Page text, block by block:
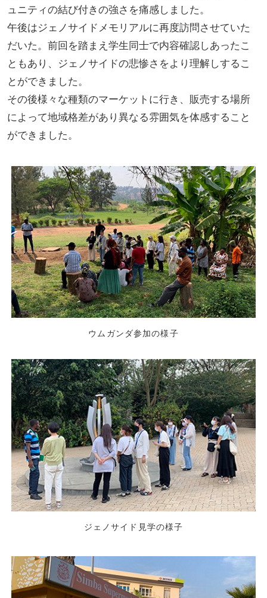
ュニティの結び付きの強さを痛感しました。
午後はジェノサイドメモリアルに再度訪問させていた
だいた。前回を踏まえ学生同士で内容確認しあったこ
ともあり、ジェノサイドの悲惨さをより理解しするこ
とができました。
その後様々な種類のマーケットに行き、販売する場所
によって地域格差があり異なる雰囲気を体感すること
ができました。
ウムガンダ参加の様子
ジェノサイド見学の様子